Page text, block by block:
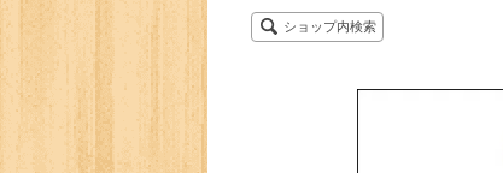
ショップ内検索